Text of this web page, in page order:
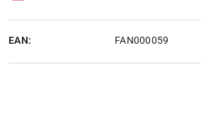
EAN: FAN000059